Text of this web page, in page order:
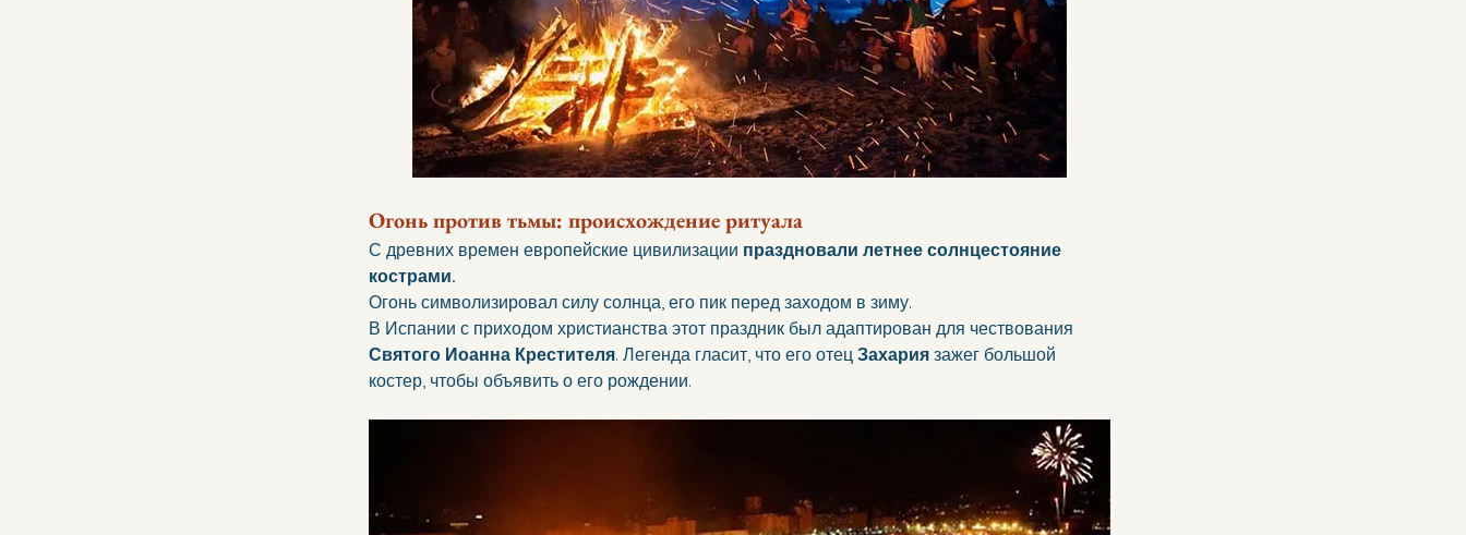
Огонь против тьмы: происхождение ритуала
С древних времен европейские цивилизации праздновали летнее солнцестояние
кострами.
Огонь символизировал силу солнца, его пик перед заходом в зиму.
В Испании с приходом христианства этот праздник был адаптирован для чествования
Святого Иоанна Крестителя. Легенда гласит, что его отец Захария зажег большой
костер, чтобы объявить о его рождении.